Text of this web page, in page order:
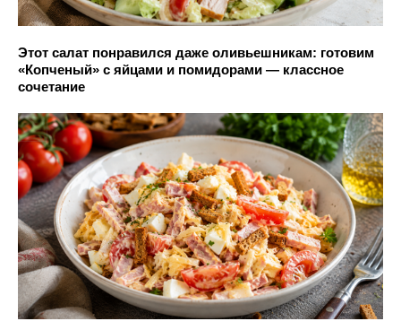
Этот салат понравился даже оливьешникам: готовим
«Копченый» с яйцами и помидорами — классное
сочетание